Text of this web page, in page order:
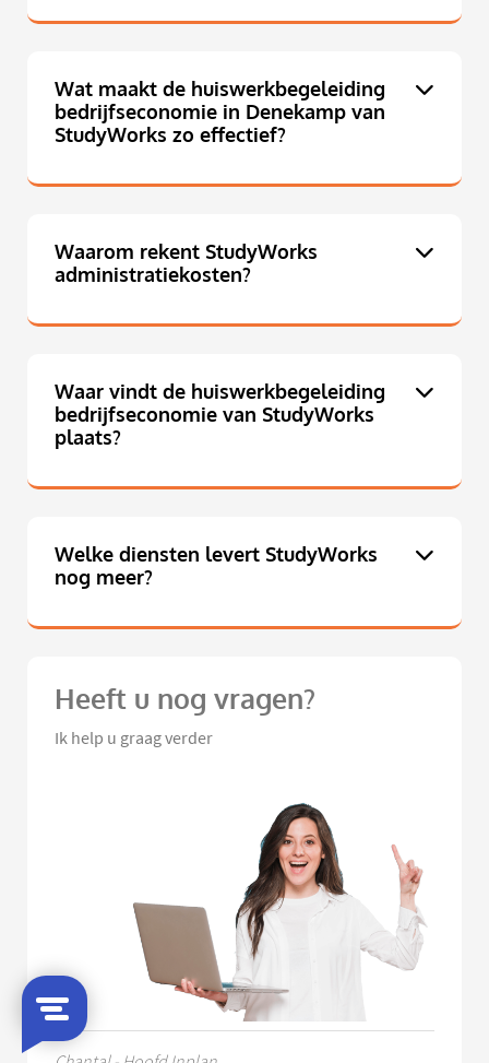
Wat maakt de huiswerkbegeleiding
bedrijfseconomie in Denekamp van
StudyWorks zo effectief?
Waarom rekent StudyWorks
administratiekosten?
Waar vindt de huiswerkbegeleiding
bedrijfseconomie van StudyWorks
plaats?
Welke diensten levert StudyWorks
nog meer?
Heeft u nog vragen?
Ik help u graag verder